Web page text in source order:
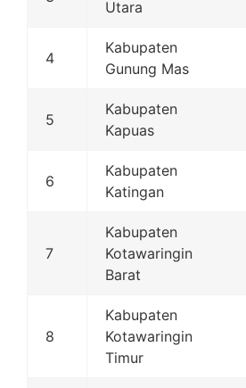
Utara
4
Kabupaten
Gunung Mas
5
Kabupaten
Kapuas
6
Kabupaten
Katingan
7
Kabupaten
Kotawaringin
Barat
8
Kabupaten
Kotawaringin
Timur